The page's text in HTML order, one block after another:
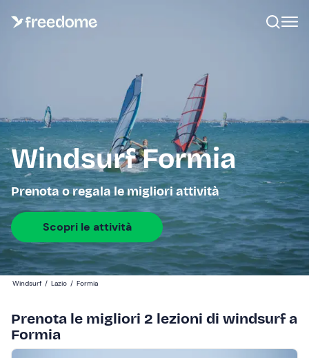
Windsurf Formia
Prenota o regala le migliori attività
Scopri le attività
Windsurf / Lazio / Formia
Prenota le migliori 2 lezioni di windsurf a
Formia